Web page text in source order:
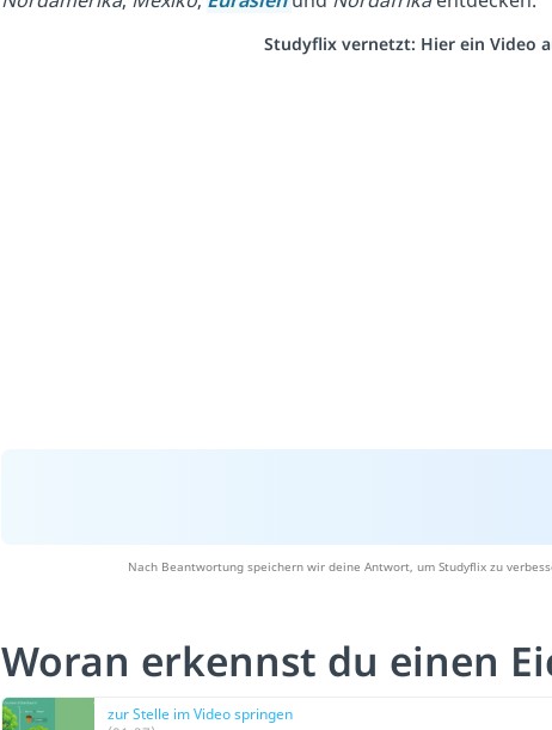
Studyflix vernetzt: Hier ein Video
Nach Beantwortung speichern wir deine Antwort, um Studyflix zu
Woran erkennst du einen
zur Stelle im Video springen